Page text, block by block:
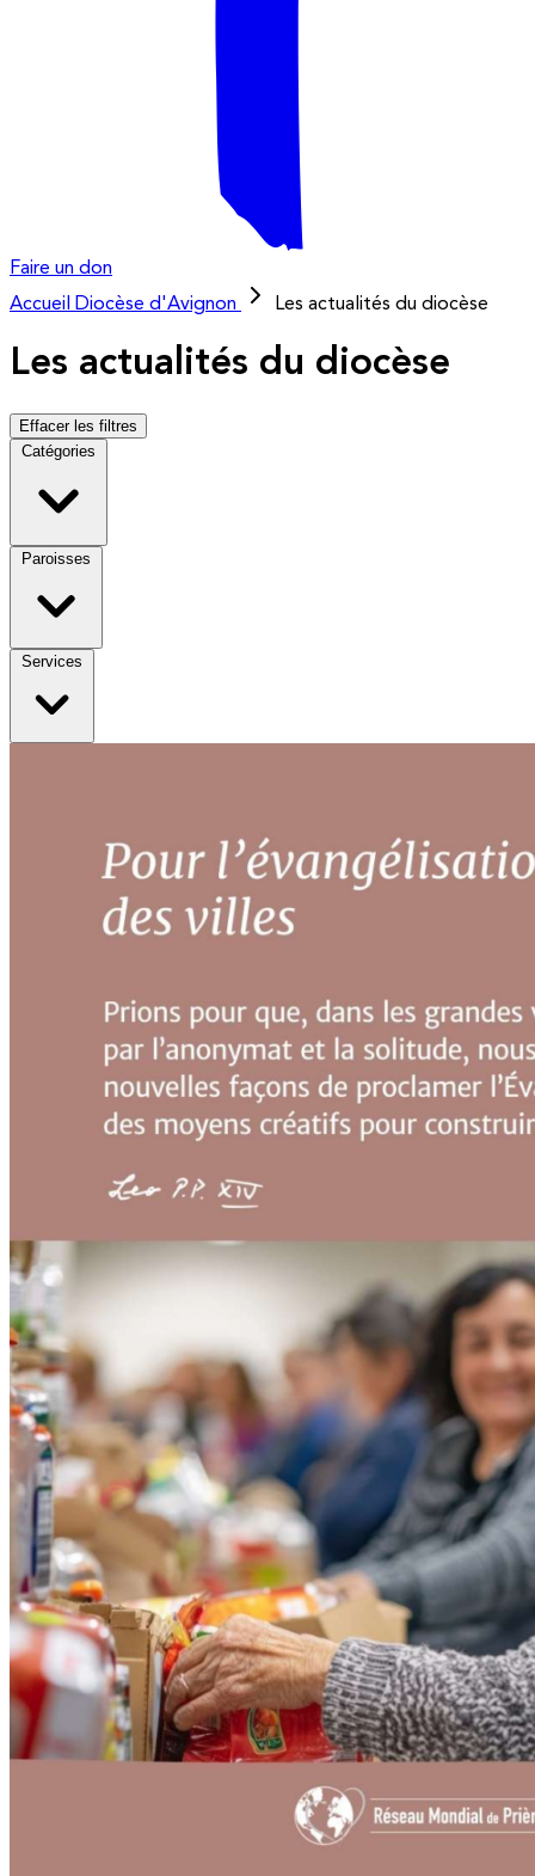
Faire un don
Accueil
Diocèse d'Avignon Les actualités du diocèse
Les actualités du diocèse
Effacer les filtres
Catégories
Paroisses
Services